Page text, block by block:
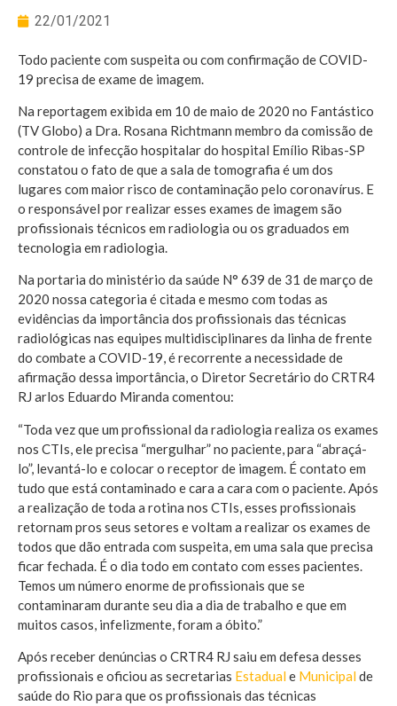
22/01/2021
Todo paciente com suspeita ou com confirmação de COVID-
19 precisa de exame de imagem.
Na reportagem exibida em 10 de maio de 2020 no Fantástico
(TV Globo) a Dra. Rosana Richtmann membro da comissão de
controle de infecção hospitalar do hospital Emílio Ribas-SP
constatou o fato de que a sala de tomografia é um dos
lugares com maior risco de contaminação pelo coronavírus. E
o responsável por realizar esses exames de imagem são
profissionais técnicos em radiologia ou os graduados em
tecnologia em radiologia.
Na portaria do ministério da saúde N° 639 de 31 de março de
2020 nossa categoria é citada e mesmo com todas as
evidências da importância dos profissionais das técnicas
radiológicas nas equipes multidisciplinares da linha de frente
do combate a COVID-19, é recorrente a necessidade de
afirmação dessa importância, o Diretor Secretário do CRTR4
RJ arlos Eduardo Miranda comentou:
“Toda vez que um profissional da radiologia realiza os exames
nos CTIs, ele precisa “mergulhar” no paciente, para “abraçá-
lo”, levantá-lo e colocar o receptor de imagem. É contato em
tudo que está contaminado e cara a cara com o paciente. Após
a realização de toda a rotina nos CTIs, esses profissionais
retornam pros seus setores e voltam a realizar os exames de
todos que dão entrada com suspeita, em uma sala que precisa
ficar fechada. É o dia todo em contato com esses pacientes.
Temos um número enorme de profissionais que se
contaminaram durante seu dia a dia de trabalho e que em
muitos casos, infelizmente, foram a óbito.”
Após receber denúncias o CRTR4 RJ saiu em defesa desses
profissionais e oficiou as secretarias Estaduale Municipalde
saúde do Rio para que os profissionais das técnicas